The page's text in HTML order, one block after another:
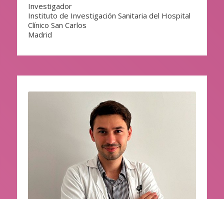
Investigador
Instituto de Investigación Sanitaria del Hospital
Clínico San Carlos
Madrid